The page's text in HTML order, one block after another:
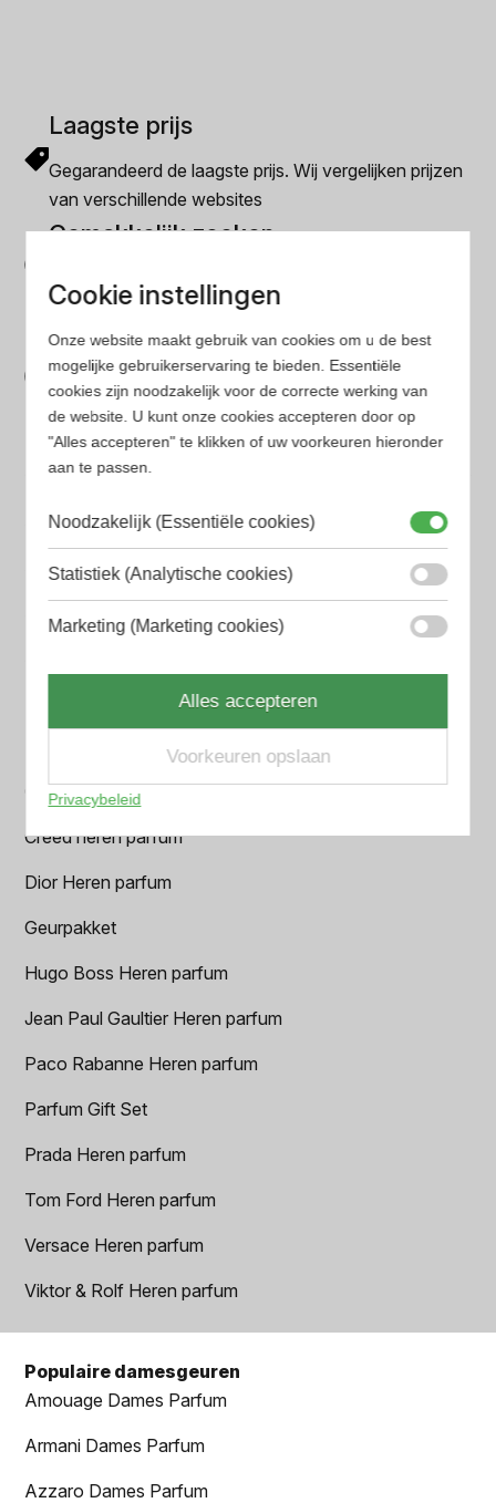
Laagste prijs
Gegarandeerd de laagste prijs. Wij vergelijken prijzen
van verschillende websites
Gemakkelijk zoeken
parfum met onze geavanceerde zoekfilters
Bespaar tijd en geld
Wij hebben alle prijzen voor je verzameld zodat jij
minder tijd en geld kwijt bent
Amouage Heren parfum
Aramis Heren parfum
BALR. Heren parfum
BVLGARI Heren parfum
Chanel Heren parfum
Creed heren parfum
Dior Heren parfum
Geurpakket
Hugo Boss Heren parfum
Jean Paul Gaultier Heren parfum
Paco Rabanne Heren parfum
Parfum Gift Set
Prada Heren parfum
Tom Ford Heren parfum
Versace Heren parfum
Viktor & Rolf Heren parfum
Populaire damesgeuren
Amouage Dames Parfum
Armani Dames Parfum
Azzaro Dames Parfum
Cookie instellingen
Onze website maakt gebruik van cookies om u de best
mogelijke gebruikerservaring te bieden. Essentiële
cookies zijn noodzakelijk voor de correcte werking van
de website. U kunt onze cookies accepteren door op
"Alles accepteren" te klikken of uw voorkeuren hieronder
aan te passen.
Noodzakelijk (Essentiële cookies)
Statistiek (Analytische cookies)
Marketing (Marketing cookies)
Alles accepteren
Voorkeuren opslaan
Privacybeleid